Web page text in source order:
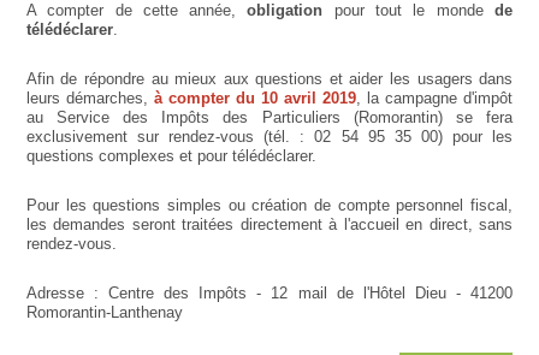
A compter de cette année,obligation pour tout le mondede
télédéclarer.
Afin de répondre au mieux aux questions et aider les usagers dans
leurs démarches, à compter du 10 avril 2019, la campagne d'impôt
au Service des Impôts des Particuliers (Romorantin) se fera
exclusivement sur rendez-vous (tél. : 02 54 95 35 00) pour les
questions complexes et pour télédéclarer.
Pour les questions simples ou création de compte personnel fiscal,
les demandes seront traitées directement à l'accueil en direct, sans
rendez-vous.
Adresse : Centre des Impôts - 12 mail de l'Hôtel Dieu - 41200
Romorantin-Lanthenay